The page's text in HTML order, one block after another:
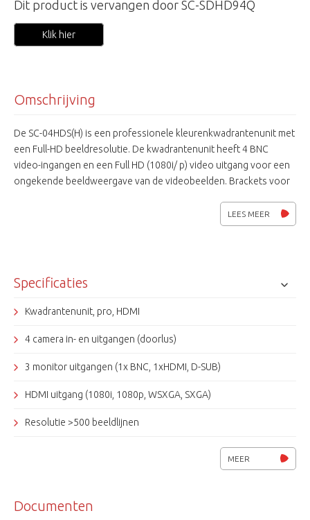
Dit product is vervangen door SC-SDHD94Q
Klik hier
Omschrijving
De SC-04HDS(H) is een professionele kleurenkwadrantenunit met
een Full-HD beeldresolutie. De kwadrantenunit heeft 4 BNC
video-ingangen en een Full HD (1080i/ p) video uitgang voor een
ongekende beeldweergave van de videobeelden. Brackets voor
LEES MEER
Specificaties
Kwadrantenunit, pro, HDMI
4 camera in- en uitgangen (doorlus)
3 monitor uitgangen (1x BNC, 1xHDMI, D-SUB)
HDMI uitgang (1080i, 1080p, WSXGA, SXGA)
Resolutie >500 beeldlijnen
Voedingsspanning 12Vdc/ 300mA
MEER
Documenten